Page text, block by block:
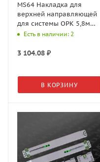
MS64 Накладка для
верхней направляющей
для системы OPK 5,8м
А00 Серебро матовое
Есть в наличии: 2
3 104.08 ₽
В КОРЗИНУ